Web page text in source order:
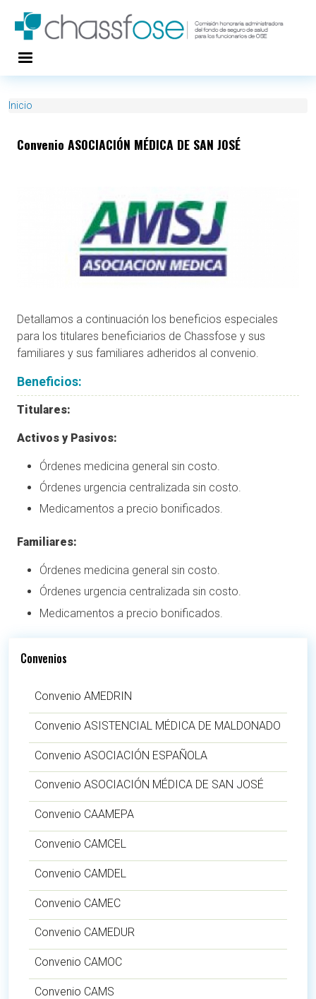
Inicio
Convenio ASOCIACIÓN MÉDICA DE SAN JOSÉ
Detallamos a continuación los beneficios especiales
para los titulares beneficiarios de Chassfose y sus
familiares y sus familiares adheridos al convenio.
Beneficios:
Titulares:
Activos y Pasivos:
Órdenes medicina general sin costo.
Órdenes urgencia centralizada sin costo.
Medicamentos a precio bonificados.
Familiares:
Órdenes medicina general sin costo.
Órdenes urgencia centralizada sin costo.
Medicamentos a precio bonificados.
Convenios
Convenio AMEDRIN
Convenio ASISTENCIAL MÉDICA DE MALDONADO
Convenio ASOCIACIÓN ESPAÑOLA
Convenio ASOCIACIÓN MÉDICA DE SAN JOSÉ
Convenio CAAMEPA
Convenio CAMCEL
Convenio CAMDEL
Convenio CAMEC
Convenio CAMEDUR
Convenio CAMOC
Convenio CAMS